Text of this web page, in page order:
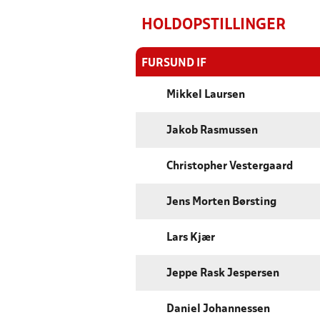
HOLDOPSTILLINGER
FURSUND IF
Mikkel Laursen
Jakob Rasmussen
Christopher Vestergaard
Jens Morten Børsting
Lars Kjær
Jeppe Rask Jespersen
Daniel Johannessen